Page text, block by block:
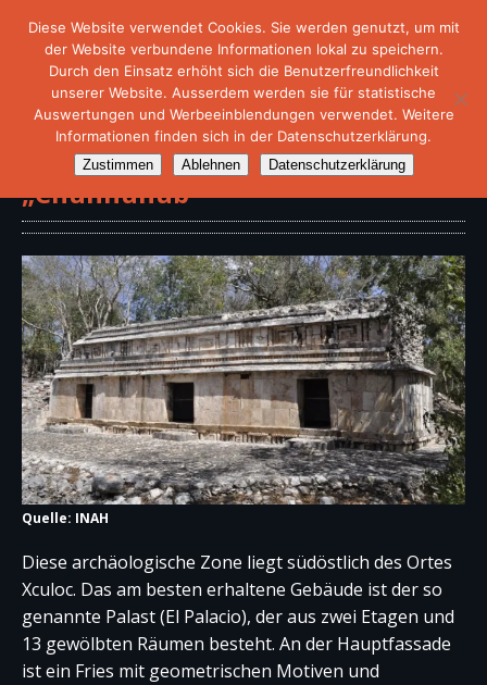
Archäologische Stätte
„Chunhuhub“
Quelle: INAH
Diese archäologische Zone liegt südöstlich des Ortes
Xculoc. Das am besten erhaltene Gebäude ist der so
genannte Palast (El Palacio), der aus zwei Etagen und
13 gewölbten Räumen besteht. An der Hauptfassade
ist ein Fries mit geometrischen Motiven und
Diese Website verwendet Cookies. Sie werden genutzt, um mit
der Website verbundene Informationen lokal zu speichern.
Durch den Einsatz erhöht sich die Benutzerfreundlichkeit
unserer Website. Ausserdem werden sie für statistische
Auswertungen und Werbeeinblendungen verwendet. Weitere
Informationen finden sich in der Datenschutzerklärung.
Zustimmen Ablehnen Datenschutzerklärung